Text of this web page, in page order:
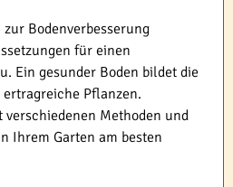
Bodenverbesserung
für einen
Ein gesunder Boden bildet die
Pflanzen.
Methoden und
Ihrem Garten am besten